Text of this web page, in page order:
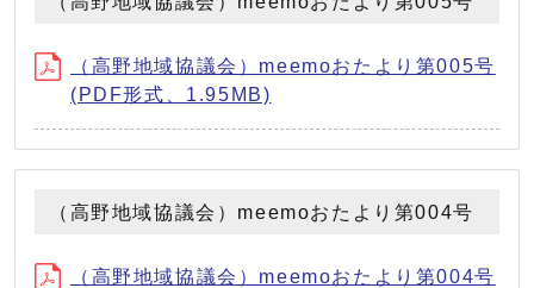
（高野地域協議会）meemoおたより第005号
(PDF形式、1.95MB)
（高野地域協議会）meemoおたより第004号
（高野地域協議会）meemoおたより第004号